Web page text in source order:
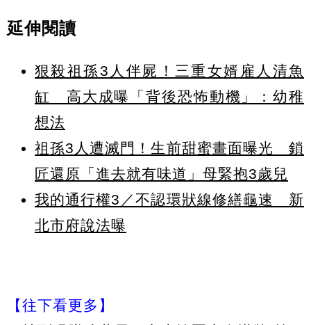
延伸閱讀
狠殺祖孫3人伴屍！三重女婿雇人清魚
缸 高大成曝「背後恐怖動機」：幼稚
想法
祖孫3人遭滅門！生前甜蜜畫面曝光 鎖
匠還原「進去就有味道」母緊抱3歲兒
我的通行權3／不認環狀線修繕龜速 新
北市府說法曝
【往下看更多】